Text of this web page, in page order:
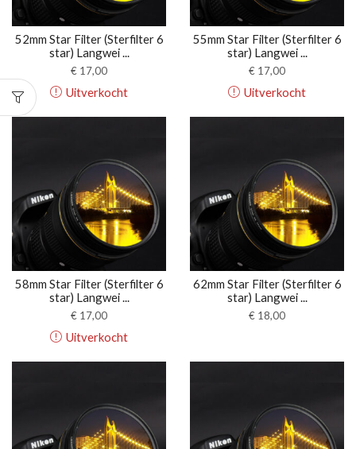
52mm Star Filter (Sterfilter 6
star) Langwei ...
€ 17,00
Uitverkocht
55mm Star Filter (Sterfilter 6
star) Langwei ...
€ 17,00
Uitverkocht
58mm Star Filter (Sterfilter 6
star) Langwei ...
€ 17,00
Uitverkocht
62mm Star Filter (Sterfilter 6
star) Langwei ...
€ 18,00